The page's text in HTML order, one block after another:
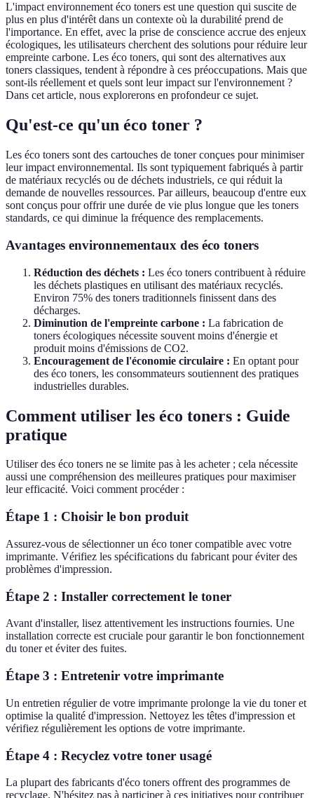
L'impact environnement éco toners est une question qui suscite de
plus en plus d'intérêt dans un contexte où la durabilité prend de
l'importance. En effet, avec la prise de conscience accrue des enjeux
écologiques, les utilisateurs cherchent des solutions pour réduire leur
empreinte carbone. Les éco toners, qui sont des alternatives aux
toners classiques, tendent à répondre à ces préoccupations. Mais que
sont-ils réellement et quels sont leur impact sur l'environnement ?
Dans cet article, nous explorerons en profondeur ce sujet.
Qu'est-ce qu'un éco toner ?
Les éco toners sont des cartouches de toner conçues pour minimiser
leur impact environnemental. Ils sont typiquement fabriqués à partir
de matériaux recyclés ou de déchets industriels, ce qui réduit la
demande de nouvelles ressources. Par ailleurs, beaucoup d'entre eux
sont conçus pour offrir une durée de vie plus longue que les toners
standards, ce qui diminue la fréquence des remplacements.
Avantages environnementaux des éco toners
Réduction des déchets : Les éco toners contribuent à réduire
les déchets plastiques en utilisant des matériaux recyclés.
Environ 75% des toners traditionnels finissent dans des
décharges.
Diminution de l'empreinte carbone : La fabrication de
toners écologiques nécessite souvent moins d'énergie et
produit moins d'émissions de CO2.
Encouragement de l'économie circulaire : En optant pour
des éco toners, les consommateurs soutiennent des pratiques
industrielles durables.
Comment utiliser les éco toners : Guide
pratique
Utiliser des éco toners ne se limite pas à les acheter ; cela nécessite
aussi une compréhension des meilleures pratiques pour maximiser
leur efficacité. Voici comment procéder :
Étape 1 : Choisir le bon produit
Assurez-vous de sélectionner un éco toner compatible avec votre
imprimante. Vérifiez les spécifications du fabricant pour éviter des
problèmes d'impression.
Étape 2 : Installer correctement le toner
Avant d'installer, lisez attentivement les instructions fournies. Une
installation correcte est cruciale pour garantir le bon fonctionnement
du toner et éviter des fuites.
Étape 3 : Entretenir votre imprimante
Un entretien régulier de votre imprimante prolonge la vie du toner et
optimise la qualité d'impression. Nettoyez les têtes d'impression et
vérifiez régulièrement les options de votre imprimante.
Étape 4 : Recyclez votre toner usagé
La plupart des fabricants d'éco toners offrent des programmes de
recyclage. N'hésitez pas à participer à ces initiatives pour contribuer